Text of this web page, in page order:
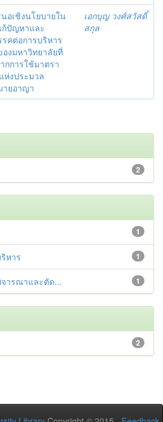
อเชิงนโยบายใน
ก้ปัญหาและ
รคต่อการบริหาร
องมหาวิทยาลัยที่
กการใช้มาตรา
ห่งประมวล
ายอาญา
เอกบุญ วงศ์สวัสดิ์
สกุล
2
1
1
หาร
1
ารณาและตัด...
2